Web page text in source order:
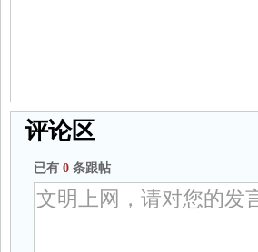
评论区
已有 0 条跟帖